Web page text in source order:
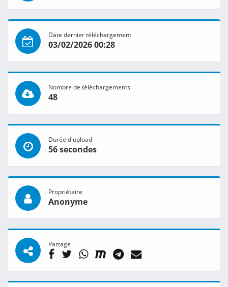
Date dernier téléchargement
03/02/2026 00:28
Nombre de téléchargements
48
Durée d'upload
56 secondes
Propriétaire
Anonyme
Partage